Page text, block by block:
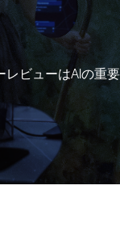
ビューはAIの重